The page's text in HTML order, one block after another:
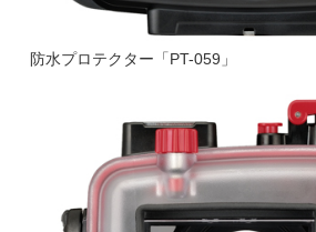
防水プロテクター「PT-059」